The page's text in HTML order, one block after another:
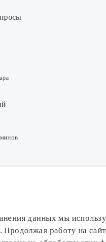
Нет в наличии
данных мы
. Продолжая работу на